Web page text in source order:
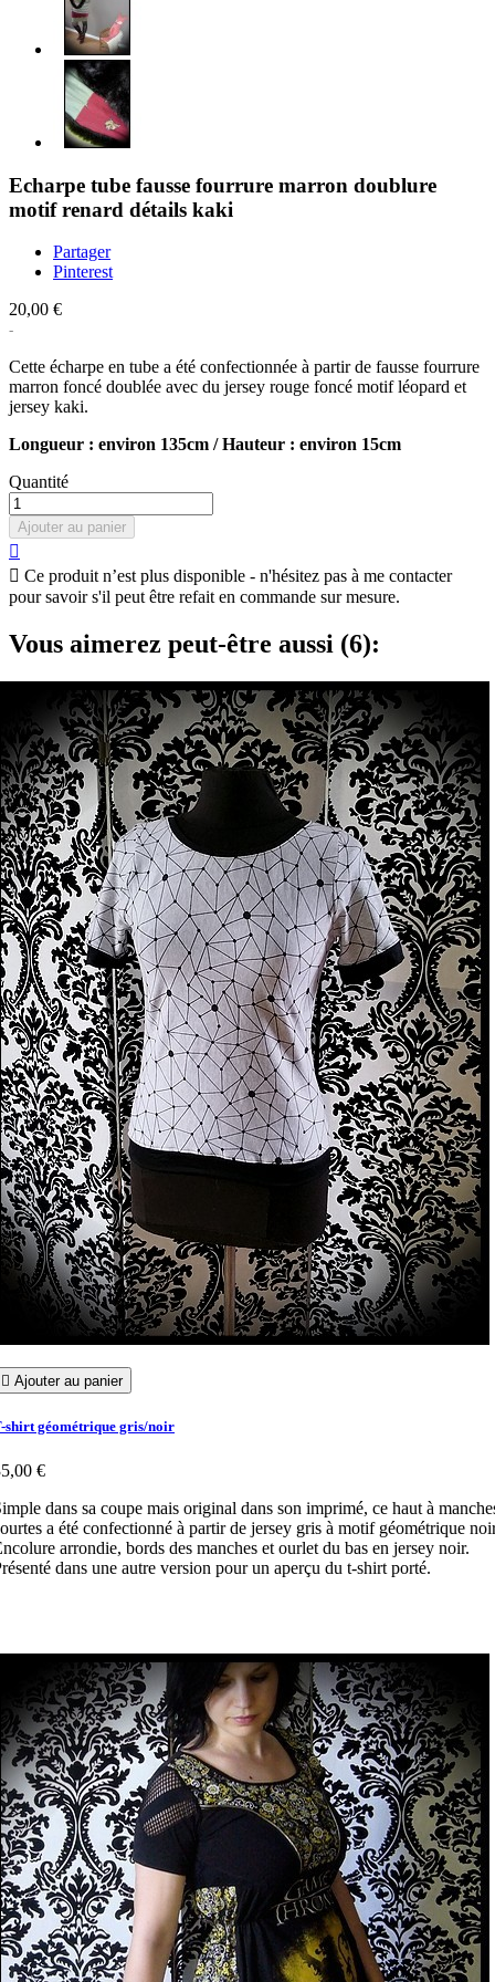
Echarpe tube fausse fourrure marron doublure
motif renard détails kaki
Partager
Pinterest
20,00 €
Cette écharpe en tube a été confectionnée à partir de fausse fourrure
marron foncé doublée avec du jersey rouge foncé motif léopard et
jersey kaki.
Longueur : environ 135cm / Hauteur : environ 15cm
Quantité
Ajouter au panier

 Ce produit n’est plus disponible - n'hésitez pas à me contacter
pour savoir s'il peut être refait en commande sur mesure.
Vous aimerez peut-être aussi (6):
 Ajouter au panier
shirt géométrique gris/noir
€
dans sa coupe mais original dans son imprimé, ce haut à
a été confectionné à partir de jersey gris à motif géométrique
arrondie, bords des manches et ourlet du bas en jersey noir.
dans une autre version pour un aperçu du t-shirt porté.